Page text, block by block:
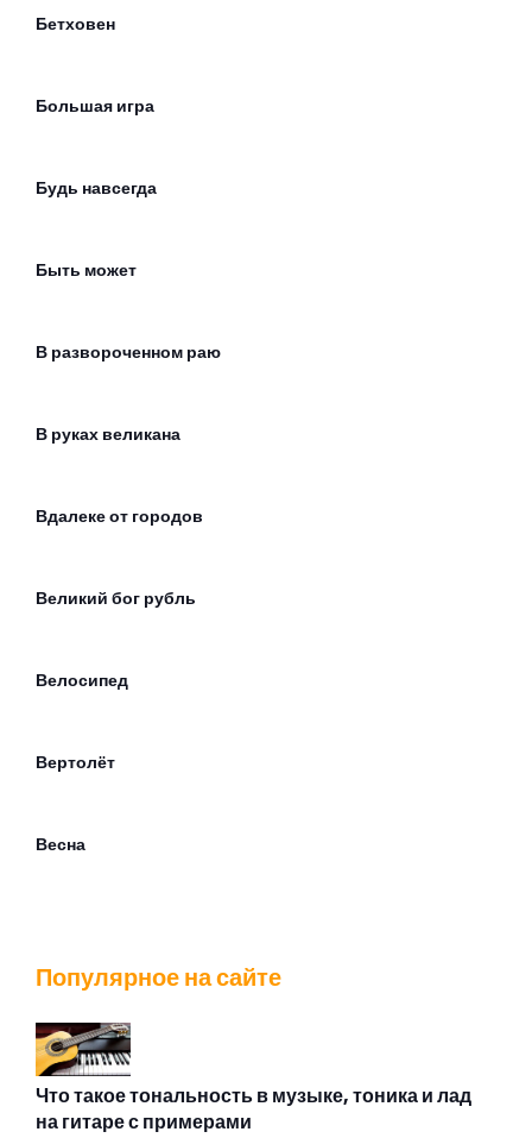
Бетховен
Большая игра
Будь навсегда
Быть может
В развороченном раю
В руках великана
Вдалеке от городов
Великий бог рубль
Велосипед
Вертолёт
Весна
Взгляд туманный пьёт нирвану
Популярное на сайте
Что такое тональность в музыке, тоника и лад
на гитаре с примерами